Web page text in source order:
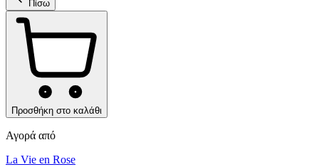
Πίσω
Προσθήκη στο καλάθι
Αγορά από
La Vie en Rose